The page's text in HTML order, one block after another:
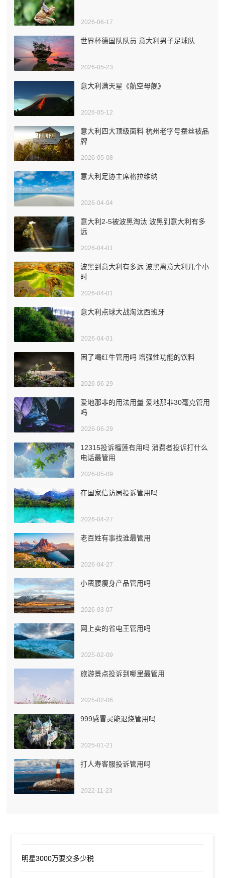
2026-06-17
世界杯德国队队员 意大利男子足球队
2026-05-23
意大利满天星《航空母舰》
2026-05-12
意大利四大顶级面料 杭州老字号蚕丝被品
牌
2026-05-08
意大利足协主席格拉维纳
2026-04-04
意大利2-5被波黑淘汰 波黑到意大利有多
远
2026-04-01
波黑到意大利有多远 波黑离意大利几个小
时
2026-04-01
意大利点球大战淘汰西班牙
2026-04-01
困了喝红牛管用吗 增强性功能的饮料
2026-06-29
爱地那非的用法用量 爱地那非30毫克管用
吗
2026-06-29
12315投诉榴莲有用吗 消费者投诉打什么
电话最管用
2026-05-09
在国家信访局投诉管用吗
2026-04-27
老百姓有事找谁最管用
2026-04-27
小蛮腰瘦身产品管用吗
2026-03-07
网上卖的省电王管用吗
2025-02-09
旅游景点投诉到哪里最管用
2025-02-06
999感冒灵能退烧管用吗
2025-01-21
打人寿客服投诉管用吗
2022-11-23
明星3000万要交多少税